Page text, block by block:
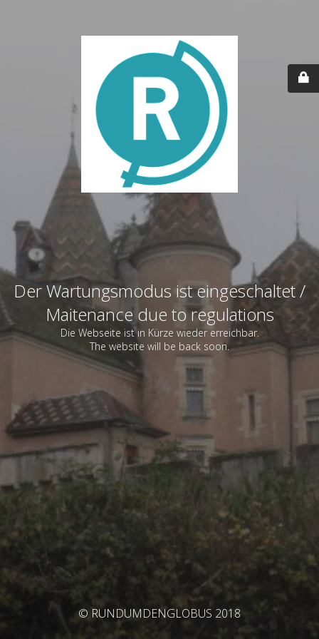
Der Wartungsmodus ist eingeschaltet /
Maitenance due to regulations
Die Webseite ist in Kürze wieder erreichbar.
The website will be back soon.
© RUNDUMDENGLOBUS 2018